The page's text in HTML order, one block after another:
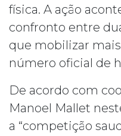
física. A ação
confronto entre
que mobilizar
número oficial de
De acordo com
Manoel Mallet
a “competição